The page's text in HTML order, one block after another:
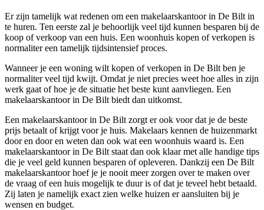
Er zijn tamelijk wat redenen om een makelaarskantoor in De Bilt in
te huren. Ten eerste zal je behoorlijk veel tijd kunnen besparen bij de
koop of verkoop van een huis. Een woonhuis kopen of verkopen is
normaliter een tamelijk tijdsintensief proces.
Wanneer je een woning wilt kopen of verkopen in De Bilt ben je
normaliter veel tijd kwijt. Omdat je niet precies weet hoe alles in zijn
werk gaat of hoe je de situatie het beste kunt aanvliegen. Een
makelaarskantoor in De Bilt biedt dan uitkomst.
Een makelaarskantoor in De Bilt zorgt er ook voor dat je de beste
prijs betaalt of krijgt voor je huis. Makelaars kennen de huizenmarkt
door en door en weten dan ook wat een woonhuis waard is. Een
makelaarskantoor in De Bilt staat dan ook klaar met alle handige tips
die je veel geld kunnen besparen of opleveren. Dankzij een De Bilt
makelaarskantoor hoef je je nooit meer zorgen over te maken over
de vraag of een huis mogelijk te duur is of dat je teveel hebt betaald.
Zij laten je namelijk exact zien welke huizen er aansluiten bij je
wensen en budget.